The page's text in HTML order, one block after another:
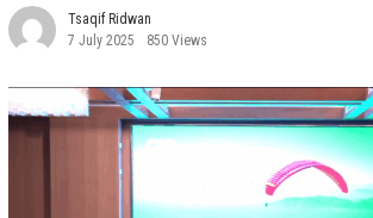
Tsaqif Ridwan
7 July 2025
850 Views